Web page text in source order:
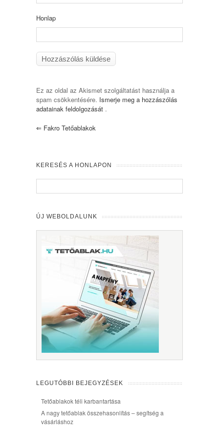
Honlap
Ez az oldal az Akismet szolgáltatást használja a
spam csökkentésére. Ismerje meg a hozzászólás
adatainak feldolgozását .
⇐ Fakro Tetőablakok
KERESÉS A HONLAPON
ÚJ WEBOLDALUNK
LEGUTÓBBI BEJEGYZÉSEK
Tetőablakok téli karbantartása
A nagy tetőablak összehasonlítás – segítség a
vásárláshoz